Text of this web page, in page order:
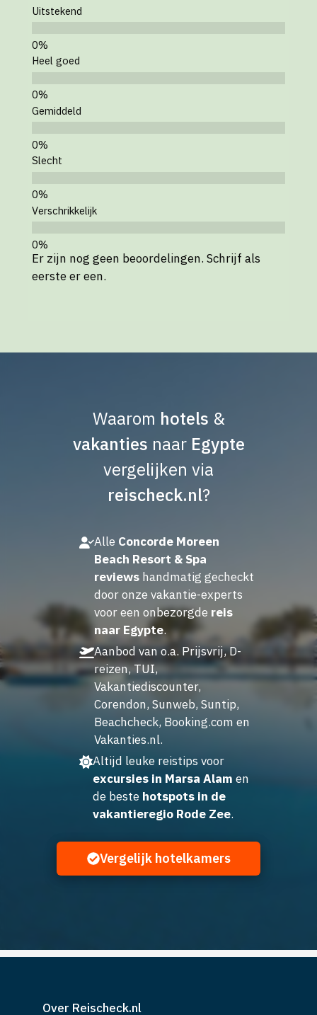
Uitstekend
Heel goed
Gemiddeld
Slecht
Verschrikkelijk
Er zijn nog geen beoordelingen. Schrijf als
eerste er een.
Waarom hotels &
vakanties naar Egypte
vergelijken via
reischeck.nl?
Alle Concorde Moreen
Beach Resort & Spa
reviewshandmatig gecheckt
door onze vakantie-experts
voor een onbezorgde reis
naar Egypte.
Aanbod van o.a. Prijsvrij, D-
reizen, TUI,
Vakantiediscounter,
Corendon, Sunweb, Suntip,
Beachcheck, Booking.com en
Vakanties.nl.
Altijd leuke reistips voor
excursies in Marsa Alam en
de beste hotspots in de
vakantieregio Rode Zee.
Vergelijk hotelkamers
Over Reischeck.nl